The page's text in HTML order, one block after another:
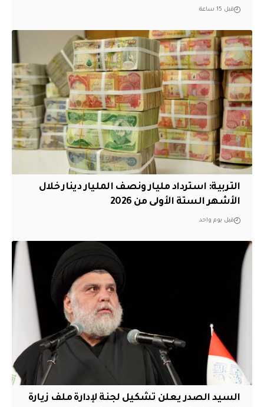
قبل 15 ساعة
التربية: استرداد مليار ونصف المليار دينار خلال
الأشهر الستة الأولى من 2026
قبل يوم واحد
السيد الصدر يعلن تشكيل لجنة لإدارة ملف زيارة